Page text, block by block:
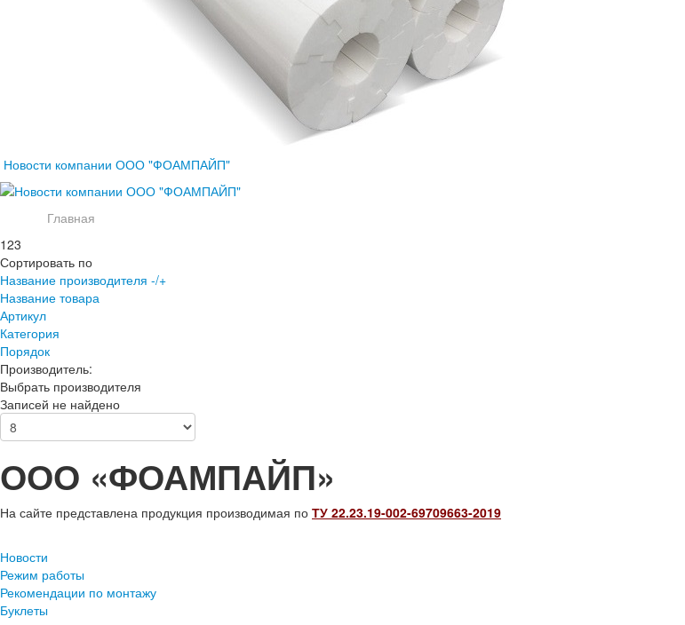
Новости компании ООО "ФОАМПАЙП"
Главная
123
Сортировать по
Название производителя -/+
Название товара
Артикул
Категория
Порядок
Производитель:
Выбрать производителя
Записей не найдено
ООО «ФОАМПАЙП»
На сайте представлена продукция производимая по ТУ 22.23.19-002-69709663-2019
Новости
Режим работы
Рекомендации по монтажу
Буклеты